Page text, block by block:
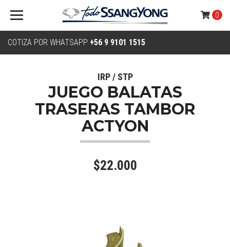
COTIZA POR WHATSAPP +56 9 9101 1515
0
IRP / STP
JUEGO BALATAS
TRASERAS TAMBOR
ACTYON
$22.000